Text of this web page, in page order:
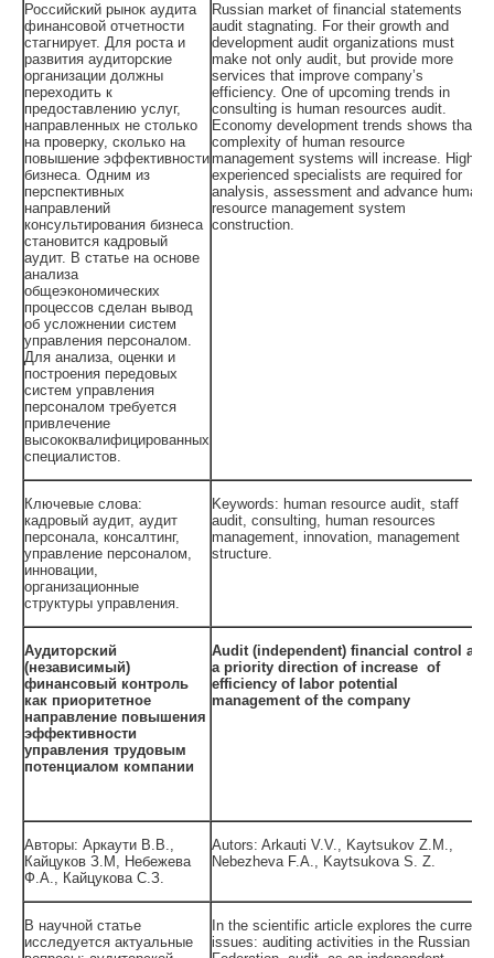
Российский рынок аудита
финансовой отчетности
стагнирует. Для роста и
развития аудиторские
организации должны
переходить к
предоставлению услуг,
направленных не столько
на проверку, сколько на
повышение эффективности
бизнеса. Одним из
перспективных
направлений
консультирования бизнеса
становится кадровый
аудит. В статье на основе
анализа
общеэкономических
процессов сделан вывод
об усложнении систем
управления персоналом.
Для анализа, оценки и
построения передовых
систем управления
персоналом требуется
привлечение
высококвалифицированных
специалистов.
Russian market of financial statements
audit stagnating. For their growth and
development audit organizations must
make not only audit, but provide more
services that improve company’s
efficiency. One of upcoming trends in
consulting is human resources audit.
Economy development trends shows that
complexity of human resource
management systems will increase. Highly
experienced specialists are required for
analysis, assessment and advance human
resource management system
construction.
Ключевые слова:
кадровый аудит, аудит
персонала, консалтинг,
управление персоналом,
инновации,
организационные
структуры управления.
Keywords: human resource audit, staff
audit, consulting, human resources
management, innovation, management
structure.
Аудиторский
(независимый)
финансовый контроль
как приоритетное
направление повышения
эффективности
управления трудовым
потенциалом компании
Audit (independent) financial control as
a priority direction of increase of
efficiency of labor potential
management of the company
Авторы: Аркаути В.В.,
Кайцуков З.М, Небежева
Ф.А., Кайцукова С.З.
Autors: Arkauti V.V., Kaytsukov Z.M.,
Nebezheva F.A., Kaytsukova S. Z.
В научной статье
исследуется актуальные
In the scientific article explores the current
issues: auditing activities in the Russian